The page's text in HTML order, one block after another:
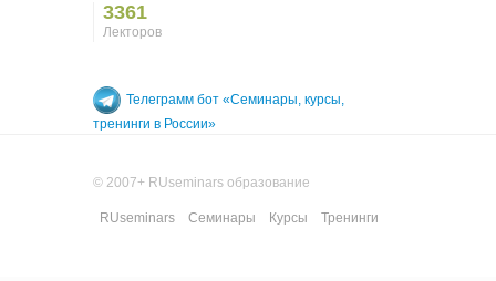
3361
Лекторов
Телеграмм бот «Семинары, курсы,
тренинги в России»
© 2007+ RUseminars образование
RUseminars Семинары Курсы Тренинги